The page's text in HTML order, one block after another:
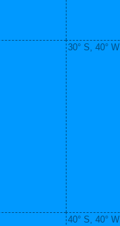
30° S, 40° W
40° S, 40° W